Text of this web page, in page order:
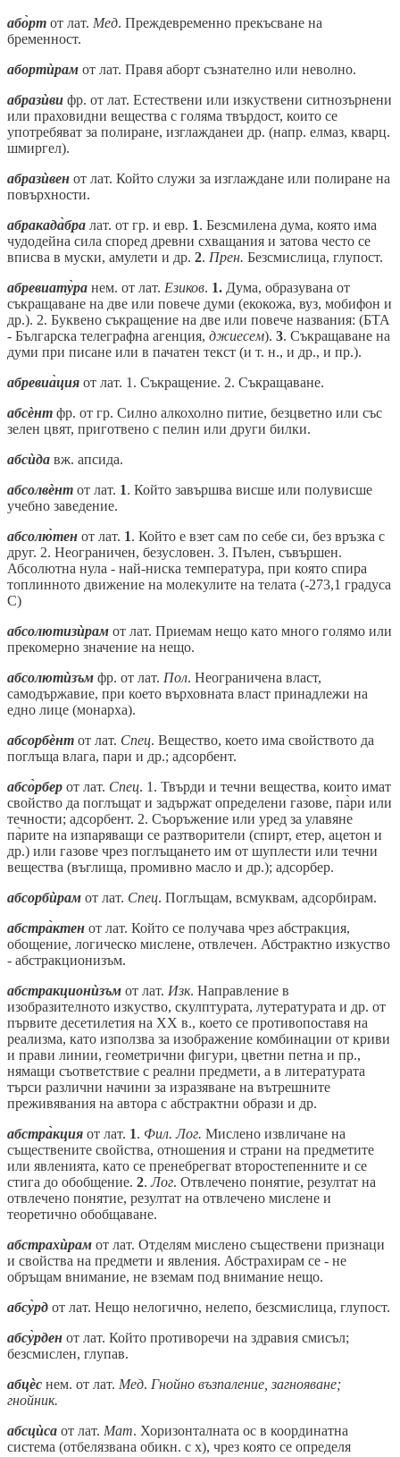
або̀рт от лат. Мед. Преждевременно прекъсване на
бременност.
абортѝрам от лат. Правя аборт съзнателно или неволно.
абразѝви фр. от лат. Естествени или изкуствени ситнозърнени
или праховидни вещества с голяма твърдост, които се
употребяват за полиране, изглажданеи др. (напр. елмаз, кварц.
шмиргел).
абразѝвен от лат. Който служи за изглаждане или полиране на
повърхности.
абракада̀бра лат. от гр. и евр. 1. Безсмилена дума, която има
чудодейна сила според древни схващания и затова често се
вписва в муски, амулети и др. 2. Прен. Безсмислица, глупост.
абревиату̀ра нем. от лат. Езиков. 1. Дума, образувана от
съкращаване на две или повече думи (екокожа, вуз, мобифон и
др.). 2. Буквено съкращение на две или повече названия: (БТА
- Българска телеграфна агенция, джиесем). 3. Съкращаване на
думи при писане или в пачатен текст (и т. н., и др., и пр.).
абревиа̀ция от лат. 1. Съкращение. 2. Съкращаване.
абсѐнт фр. от гр. Силно алкохолно питие, безцветно или със
зелен цвят, приготвено с пелин или други билки.
абсѝда вж. апсида.
абсолвѐнт от лат. 1. Който завършва висше или полувисше
учебно заведение.
абсолю̀тен от лат. 1. Който е взет сам по себе си, без връзка с
друг. 2. Неограничен, безусловен. 3. Пълен, съвършен.
Абсолютна нула - най-ниска температура, при която спира
топлинното движение на молекулите на телата (-273,1 градуса
С)
абсолютизѝрам от лат. Приемам нещо като много голямо или
прекомерно значение на нещо.
абсолютѝзъм фр. от лат. Пол. Неограничена власт,
самодържавие, при което върховната власт принадлежи на
едно лице (монарха).
абсорбѐнт от лат. Спец. Вещество, което има свойството да
поглъща влага, пари и др.; адсорбент.
абсо̀рбер от лат. Спец. 1. Твърди и течни вещества, които имат
свойство да поглъщат и задържат определени газове, па̀ри или
течности; адсорбент. 2. Съоръжение или уред за улавяне
па̀рите на изпаряващи се разтворители (спирт, етер, ацетон и
др.) или газове чрез поглъщането им от шуплести или течни
вещества (въглища, промивно масло и др.); адсорбер.
абсорбѝрам от лат. Спец. Поглъщам, всмуквам, адсорбирам.
абстра̀ктен от лат. Който се получава чрез абстракция,
обощение, логическо мислене, отвлечен. Абстрактно изкуство
- абстракционизъм.
абстракционѝзъм от лат. Изк. Направление в
изобразителното изкуство, скулптурата, лутературата и др. от
първите десетилетия на XX в., което се противопоставя на
реализма, като използва за изображение комбинации от криви
и прави линии, геометрични фигури, цветни петна и пр.,
нямащи съответствие с реални предмети, а в литературата
търси различни начини за изразяване на вътрешните
преживявания на автора с абстрактни образи и др.
абстра̀кция от лат. 1. Фил. Лог. Мислено извличане на
съществените свойства, отношения и страни на предметите
или явленията, като се пренебрегват второстепенните и се
стига до обобщение. 2.Лог. Отвлечено понятие, резултат на
отвлечено понятие, резултат на отвлечено мислене и
теоретично обобщаване.
абстрахѝрам от лат. Отделям мислено съществени признаци
и свойства на предмети и явления. Абстрахирам се - не
обръщам внимание, не вземам под внимание нещо.
абсу̀рд от лат. Нещо нелогично, нелепо, безсмислица, глупост.
абсу̀рден от лат. Който противоречи на здравия смисъл;
безсмислен, глупав.
абцѐс нем. от лат. Мед. Гнойно възпаление, загнояване;
гнойник.
абсцѝса от лат. Мат. Хоризонталната ос в координатна
система (отбелязвана обикн. с х), чрез която се определя